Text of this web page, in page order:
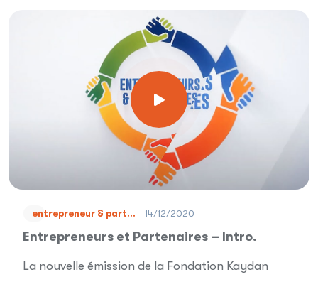
entrepreneur & part... 14/12/2020
Entrepreneurs et Partenaires – Intro.
La nouvelle émission de la Fondation Kaydan